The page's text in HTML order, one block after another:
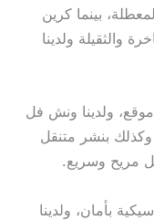
بينما كرين
والثقيلة ولدينا
ولدينا ونش فل
بنشر متنقل
مريح وسريع.
بأمان، ولدينا